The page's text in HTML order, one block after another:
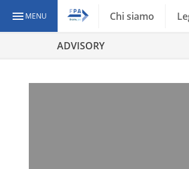
MENU Chi siamo
ADVISORY